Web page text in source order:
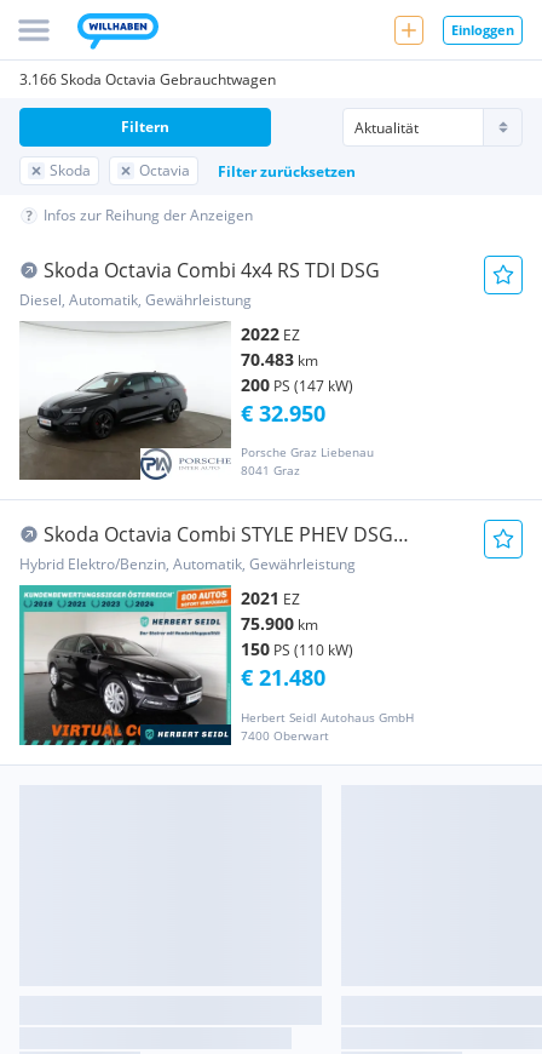
Einloggen
3.166 Skoda Octavia Gebrauchtwagen
Skoda Octavia Filter zurücksetzen
Filtern
Infos zur Reihung der Anzeigen
Skoda Octavia Combi 4x4 RS TDI DSG
Diesel, Automatik, Gewährleistung
2022 EZ
70.483 km
200 PS (147 kW)
Porsche Graz Liebenau
8041 Graz
€ 32.950
Skoda Octavia Combi STYLE PHEV DSG
*MATRIX-LED / 18 Z...
Hybrid Elektro/Benzin, Automatik, Gewährleistung
2021 EZ
75.900 km
150 PS (110 kW)
Herbert Seidl Autohaus GmbH
7400 Oberwart
€ 21.480